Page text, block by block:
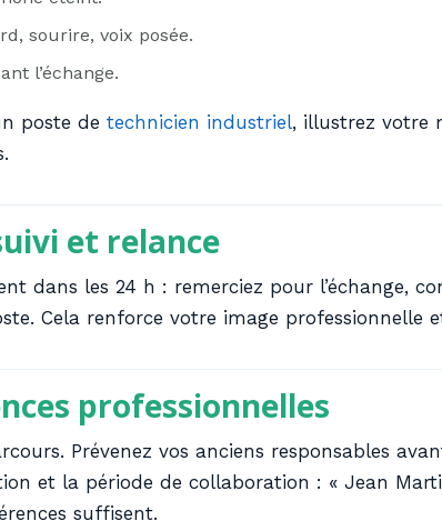
sourire, voix posée.
l’échange.
poste de technicien industriel, illustrez votre
et relance
dans les 24 h : remerciez pour l’échange,
Cela renforce votre image professionnelle
professionnelles
Prévenez vos anciens responsables
et la période de collaboration : « Jean
suffisent.